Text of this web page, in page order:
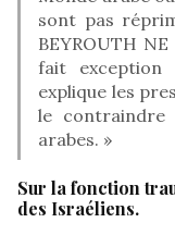
sont pas
BEYROUTH NE
fait exception
explique les
le contraindre
arabes. »
Sur la fonction
des Israéliens.